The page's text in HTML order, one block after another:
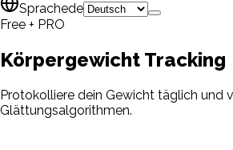
Sprachede
Free + PRO
Körpergewicht Tracking
Protokolliere dein Gewicht täglich und
Glättungsalgorithmen.